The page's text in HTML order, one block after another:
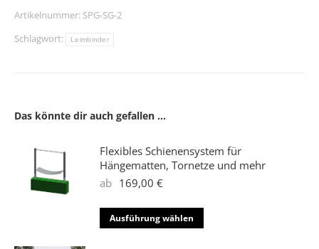
Artikelnummer: SPG-SG-2
Schlagwort:
Leimbinder
Das könnte dir auch gefallen …
Flexibles Schienensystem für
Hängematten, Tornetze und mehr
ab 169,00 €
Ausführung wählen
Produkt